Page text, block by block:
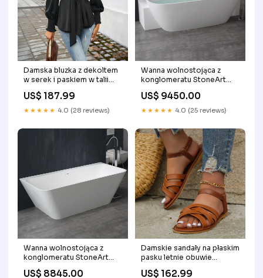
Damska bluzka z dekoltem
w serek i paskiem w talii
Rozmiar:M
US$ 187.99
★★★★★ 4.0 (28 reviews)
Wanna wolnostojąca z
konglomeratu StoneArt
BS-529 (185x81x55cm)
Materiał:Powierzchnia
matowa
US$ 9450.00
★★★★★ 4.0 (25 reviews)
Wanna wolnostojąca z
konglomeratu StoneArt
BS-519 (180x85x55cm)
umywalka wolnostojaca
US$ 8845.00
Damskie sandały na płaskim
pasku letnie obuwie
Rozmiar:37
US$ 162.99